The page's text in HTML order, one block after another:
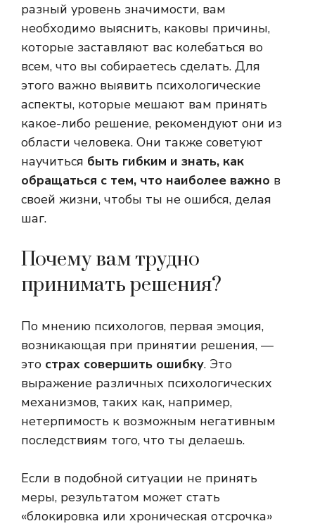
разный уровень значимости, вам
необходимо выяснить, каковы причины,
которые заставляют вас колебаться во
всем, что вы собираетесь сделать. Для
этого важно выявить психологические
аспекты, которые мешают вам принять
какое-либо решение, рекомендуют они из
области человека. Они также советуют
научиться быть гибким и знать, как
обращаться с тем, что наиболее важно в
своей жизни, чтобы ты не ошибся, делая
шаг.
Почему вам трудно
принимать решения?
По мнению психологов, первая эмоция,
возникающая при принятии решения, —
это страх совершить ошибку. Это
выражение различных психологических
механизмов, таких как, например,
нетерпимость к возможным негативным
последствиям того, что ты делаешь.
Если в подобной ситуации не принять
меры, результатом может стать
«блокировка или хроническая отсрочка»